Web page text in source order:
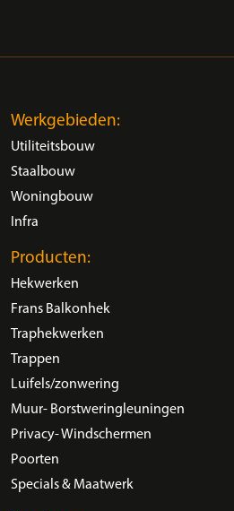
Werkgebieden:
Utiliteitsbouw
Staalbouw
Woningbouw
Infra
Producten:
Hekwerken
Frans Balkonhek
Traphekwerken
Trappen
Luifels/zonwering
Muur- Borstweringleuningen
Privacy- Windschermen
Poorten
Specials & Maatwerk